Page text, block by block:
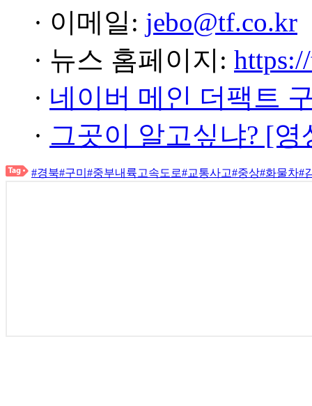
· 이메일: jebo@tf.co.kr
· 뉴스 홈페이지:
· 네이버 메인 더팩트
· 그곳이 알고싶냐? [
#경북#구미 #중부내륙고속도로#교통사고#중상#화물차#